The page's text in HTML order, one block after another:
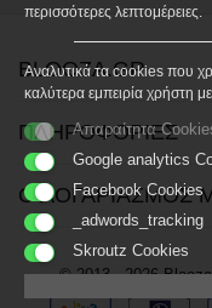
BLOOZA.GR
ΠΛΗΡΟΦΟΡΙΕΣ
Ο ΛΟΓΑΡΙΑΣΜΟΣ
© 2013 - 2026
περισσότερες λεπτομέρειες.
Αναλυτικά τα cookies που
καλύτερα εμπειρία χρήστη
Απαραίτητα
Google analytics
Facebook Cookies
_adwords_tracking
Skroutz Cookies